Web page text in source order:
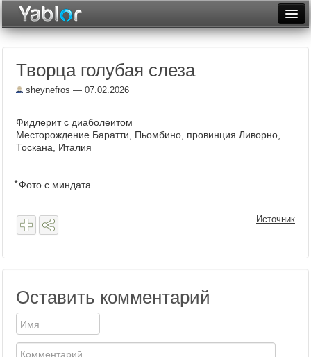
Неделя
Творца голубая слеза
sheynefros — 07.02.2026
Фидлерит с диаболеитом
Месторождение Баратти, Пьомбино, провинция Ливорно,
Тоскана, Италия
⃰ Фото с миндата
Источник
Оставить комментарий